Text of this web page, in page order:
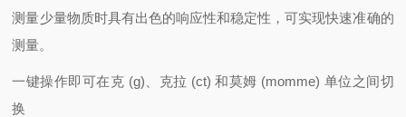
测量少量物质时具有出色的响应性和稳定性，可实现快速准确的
测量。
一键操作即可在克 (g)、克拉 (ct) 和莫姆 (momme) 单位之间切
换